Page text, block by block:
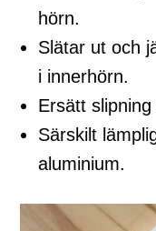
hörn.
Slätar ut och
i innerhörn.
Ersätt
Särskilt
aluminium.